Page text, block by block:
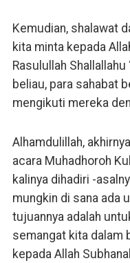
Kemudian, shalawat
kita minta kepada
Rasulullah Shallallahu
beliau, para sahabat
mengikuti mereka
Alhamdulillah,
acara Muhadhoroh
kalinya dihadiri -
mungkin di sana ada
tujuannya adalah
semangat kita dalam
kepada Allah